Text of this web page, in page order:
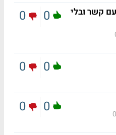
קשר ובלי
0
0
0
0
0
0